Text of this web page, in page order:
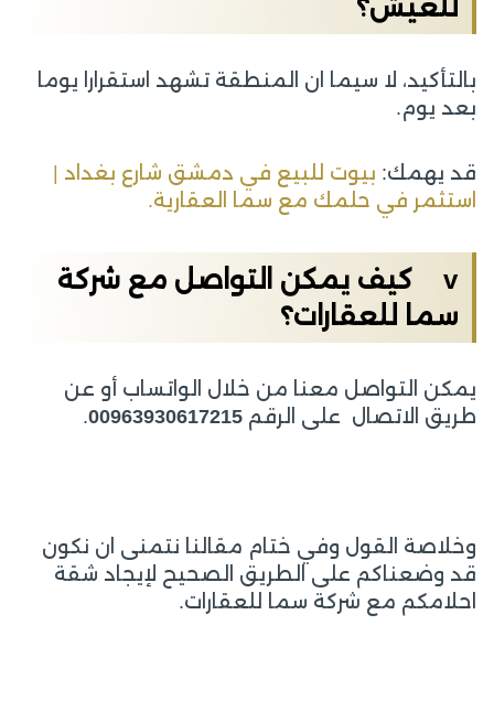
للعيش؟
بالتأكيد، لا سيما ان المنطقة تشهد استقرارا يوما
بعد يوم.
قد يهمك: بيوت للبيع في دمشق شارع بغداد |
استثمر في حلمك مع سما العقارية.
v كيف يمكن التواصل مع شركة
سما للعقارات؟
يمكن التواصل معنا من خلال الواتساب أو عن
طريق الاتصال على الرقم 00963930617215
.
وخلاصة القول وفي ختام مقالنا نتمنى ان نكون
قد وضعناكم على الطريق الصحيح لإيجاد شقة
احلامكم مع شركة سما للعقارات.